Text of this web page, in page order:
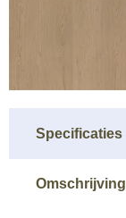
Specificaties
Omschrijving